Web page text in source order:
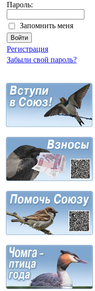
Пароль:
Запомнить меня
Регистрация
Забыли свой пароль?